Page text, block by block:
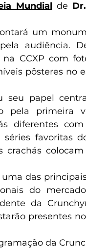
Mundial de
um
audiência.
CCXP com
pôsteres no
seu papel
pela primeira
diferentes
séries favoritas
crachás
das
do
da
presentes
da